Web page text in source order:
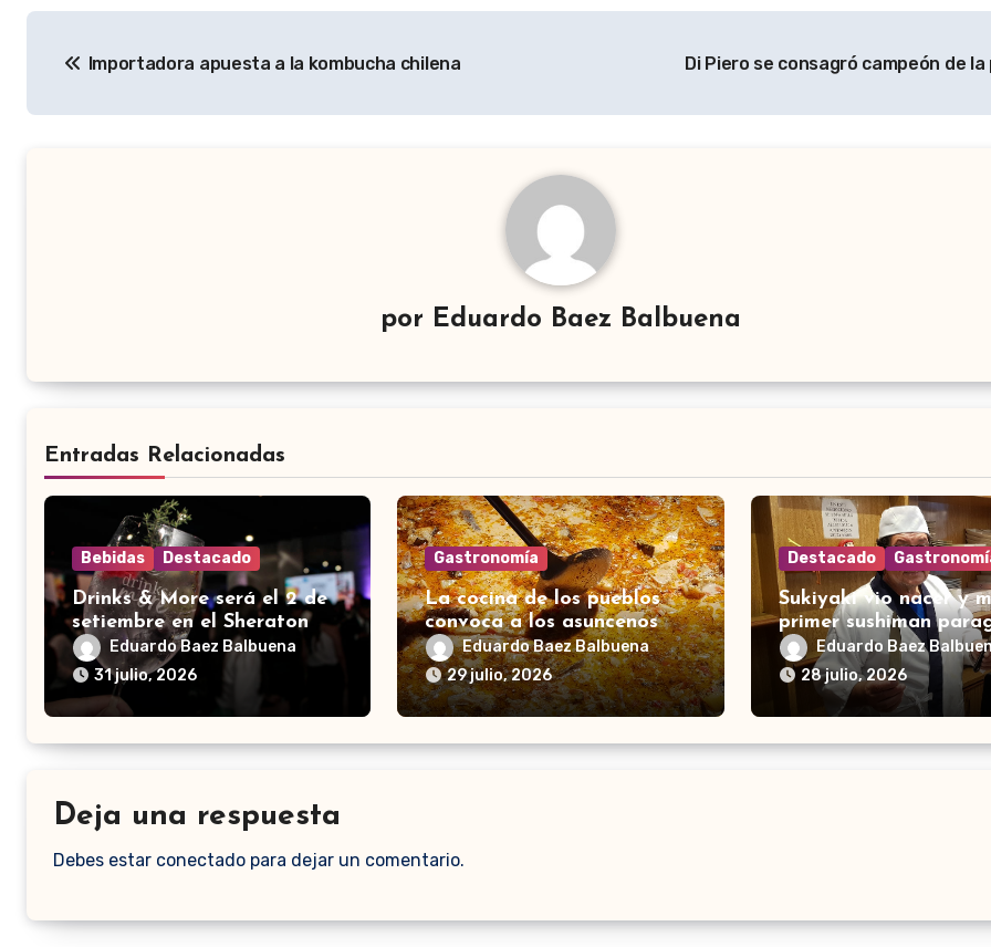
de
entradas
Importadora apuesta a la kombucha chilena Di Piero se consagró campeón de
por Eduardo Baez Balbuena
Entradas Relacionadas
Bebidas Destacado
Drinks & More será el 2 de
setiembre en el Sheraton
Eduardo Baez Balbuena
31 julio, 2026
Gastronomía
La cocina de los pueblos
convoca a los asuncenos
Eduardo Baez Balbuena
29 julio, 2026
Destacado
Sukiyaki vio nacer y
primer sushiman
Eduardo Baez
28 julio, 2026
Deja una respuesta
Debes estar conectado para dejar un comentario.